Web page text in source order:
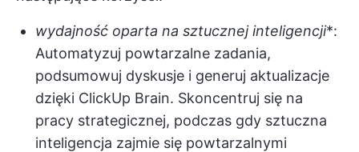
wydajność oparta na sztucznej inteligencji*:
Automatyzuj powtarzalne zadania,
podsumowuj dyskusje i generuj aktualizacje
dzięki ClickUp Brain. Skoncentruj się na
pracy strategicznej, podczas gdy sztuczna
inteligencja zajmie się powtarzalnymi